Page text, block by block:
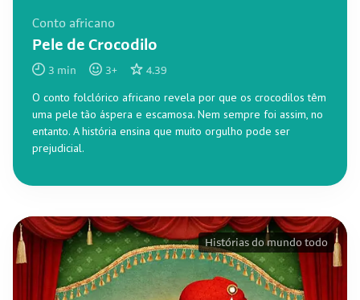
Conto africano
Pele de Crocodilo
3 min 3+ 4.39
O conto folclórico africano revela por que os crocodilos têm
uma pele tão áspera e escamosa. Nem sempre foi assim, no
entanto. A história ensina que muito orgulho pode ser
prejudicial.
Histórias do mundo todo